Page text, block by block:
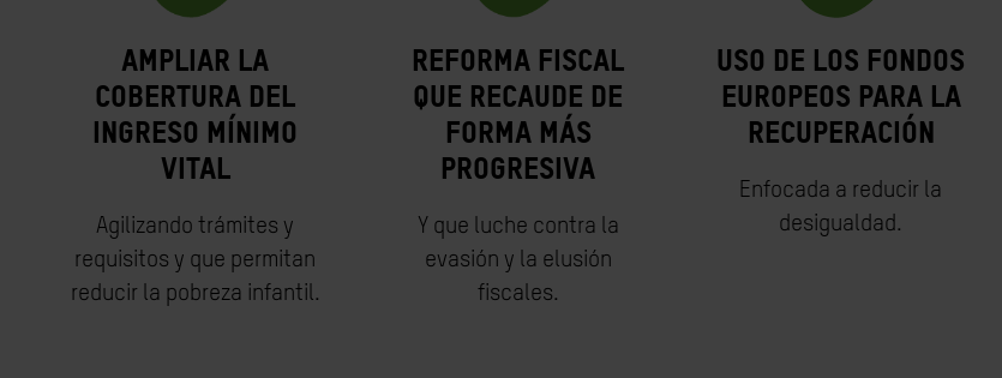
Ampliar la
cobertura del
Ingreso Mínimo
Vital
Agilizando trámites y
requisitos y que permitan
reducir la pobreza infantil.
Reforma fiscal
que recaude de
forma más
progresiva
Y que luche contra la
evasión y la elusión
fiscales.
Uso de los fondos
europeos para la
recuperación
Enfocada a reducir la
desigualdad.